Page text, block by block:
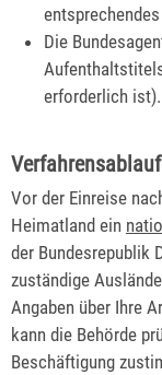
Die
erforderlich ist).
Verfahrensablauf
Vor der Einreise
Heimatland ein
der Bundesrepublik
zuständige
Angaben über Ihre
kann die Behörde
Beschäftigung